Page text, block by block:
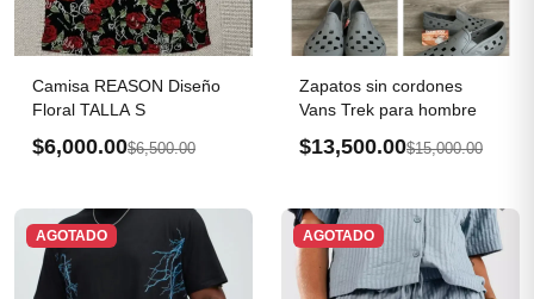
Camisa REASON Diseño
Floral TALLA S
$6,000.00$6,500.00
Zapatos sin cordones
Vans Trek para hombre
$13,500.00$15,000.00
AGOTADO AGOTADO